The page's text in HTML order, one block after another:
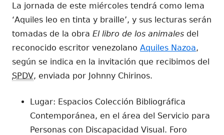
La jornada de este miércoles tendrá como lema
‘Aquiles leo en tinta y braille’, y sus lecturas serán
tomadas de la obra El libro de los animales del
reconocido escritor venezolano Aquiles Nazoa,
según se indica en la invitación que recibimos del
SPDV, enviada por Johnny Chirinos.
Lugar: Espacios Colección Bibliográfica
Contemporánea, en el área del Servicio para
Personas con Discapacidad Visual. Foro